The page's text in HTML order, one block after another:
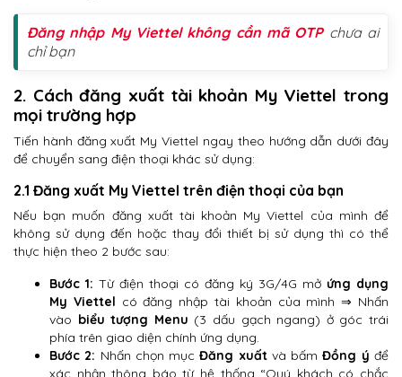
Đăng nhập My Viettel không cần mã OTPchưa ai
chỉ bạn
2. Cách đăng xuất tài khoản My Viettel trong
mọi trường hợp
Tiến hành đăng xuất My Viettel ngay theo hướng dẫn dưới đây
để chuyển sang điện thoại khác sử dụng:
2.1 Đăng xuất My Viettel trên điện thoại của bạn
Nếu bạn muốn đăng xuất tài khoản My Viettel của mình để
không sử dụng đến hoặc thay đổi thiết bị sử dụng thì có thể
thực hiện theo 2 bước sau:
Bước 1: Từ điện thoại có đăng ký 3G/4G mở ứng dụng
My Viettel có đăng nhập tài khoản của mình ⇒ Nhấn
vào biểu tượng Menu (3 dấu gạch ngang) ở góc trái
phía trên giao diện chính ứng dụng.
Bước 2: Nhấn chọn mụcĐăng xuất và bấmĐồng ý để